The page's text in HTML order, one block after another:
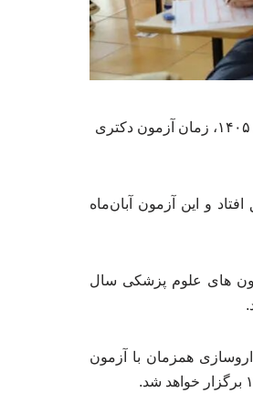
با اعلام مرکز سنجش آموزش پزشکی در ادامه تغییرات در تقویم آزمون های علوم پزشکی سال ۱۴۰۵، زمان آزمون دکتری
و این آزمون آبان‌ماه
های علوم پزشکی سال
همزمان با آزمون